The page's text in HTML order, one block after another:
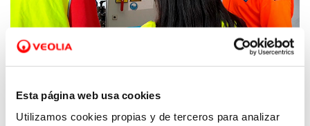
Esta página web usa cookies
Utilizamos cookies propias y de terceros para analizar
ferias de empleo de la UPV y la UA